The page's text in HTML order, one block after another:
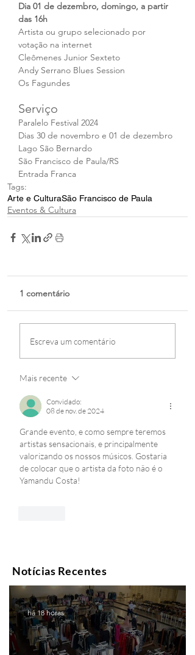
Dia 01 de dezembro, domingo, a partir
das 16h
Artista ou grupo selecionado por
votação na internet
Cleômenes Junior Sexteto
Andy Serrano Blues Session
Os Fagundes
Serviço
Paralelo Festival 2024
Dias 30 de novembro e 01 de dezembro
Lago São Bernardo
São Francisco de Paula/RS
Entrada Franca
Tags:
Arte e CulturaSão Francisco de Paula
Eventos & Cultura
1 comentário
Escreva um comentário
Mais recente
Convidado:
08 de nov. de 2024
Grande evento, e como sempre teremos
artistas sensacionais, e principalmente
valorizando os nossos músicos. Gostaria
de colocar que o artista da foto não é o
Yamandu Costa!
Notícias Recentes
há 18 horas